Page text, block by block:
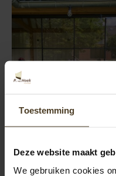
Toestemming
Deze website maakt
We gebruiken cookies